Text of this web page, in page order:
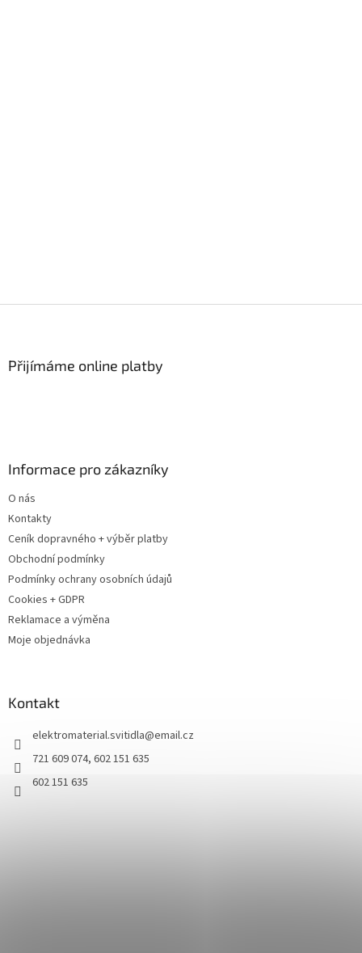
Přijímáme online platby
Informace pro zákazníky
O nás
Kontakty
Ceník dopravného + výběr platby
Obchodní podmínky
Podmínky ochrany osobních údajů
Cookies + GDPR
Reklamace a výměna
Moje objednávka
Kontakt
elektromaterial.svitidla@email.cz
721 609 074, 602 151 635
602 151 635